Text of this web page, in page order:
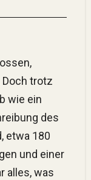
Doch trotz
wie ein
des
etwa 180
und einer
alles, was